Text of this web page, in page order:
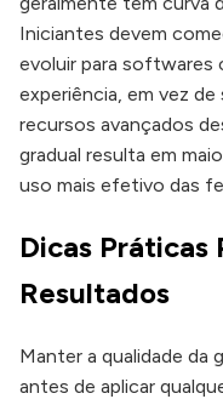
Iniciantes devem
evoluir para softwares
experiência, em vez
recursos avançados
gradual resulta em
uso mais efetivo das
Dicas Práticas
Resultados
Manter a qualidade da
antes de aplicar